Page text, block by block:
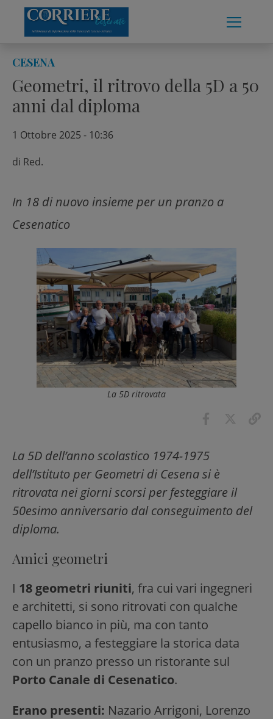
content
CESENA
Geometri, il ritrovo della 5D a 50
anni dal diploma
1 Ottobre 2025 - 10:36
di Red.
In 18 di nuovo insieme per un pranzo a
Cesenatico
La 5D ritrovata
La 5D dell’anno scolastico 1974-1975
dell’Istituto per Geometri di Cesena si è
ritrovata nei giorni scorsi per festeggiare il
50esimo anniversario dal conseguimento del
diploma.
Amici geometri
I 18 geometri riuniti, fra cui vari ingegneri
e architetti, si sono ritrovati con qualche
capello bianco in più, ma con tanto
entusiasmo, a festeggiare la storica data
con un pranzo presso un ristorante sul
Porto Canale di Cesenatico.
Erano presenti: Nazario Arrigoni, Lorenzo